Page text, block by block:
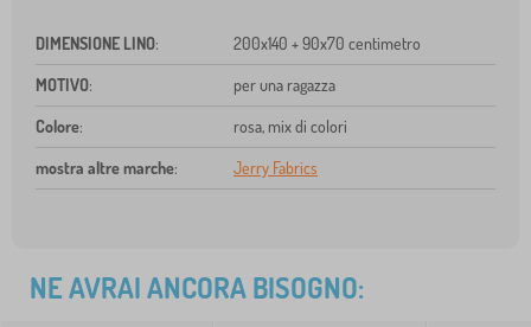
DIMENSIONE LINO: 200x140 + 90x70 centimetro
MOTIVO: per una ragazza
Colore: rosa, mix di colori
mostra altre marche: Jerry Fabrics
NE AVRAI ANCORA BISOGNO: